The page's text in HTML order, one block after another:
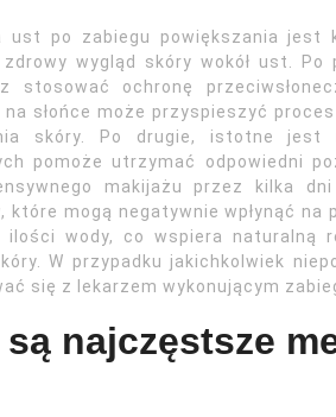
ust po zabiegu powiększania jest
wygląd skóry wokół ust. Po
stosować ochronę
na słońce może przyspieszyć
skóry. Po drugie, istotne jest
pomoże utrzymać odpowiedni
makijażu przez kilka
które mogą negatywnie wpłynąć
ilości wody, co wspiera naturalną
W przypadku jakichkolwiek
się z lekarzem wykonującym
najczęstsze